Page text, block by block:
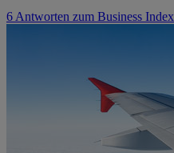
6 Antworten zum Business Index